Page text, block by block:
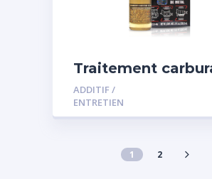
Traitement
spécial essence
ADDITIF /
ENTRETIEN
1 2